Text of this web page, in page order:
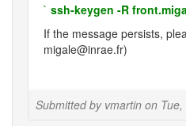
Submitted by vmartin on
` ssh-keygen -R
If the message persists,
migale@inrae.fr)